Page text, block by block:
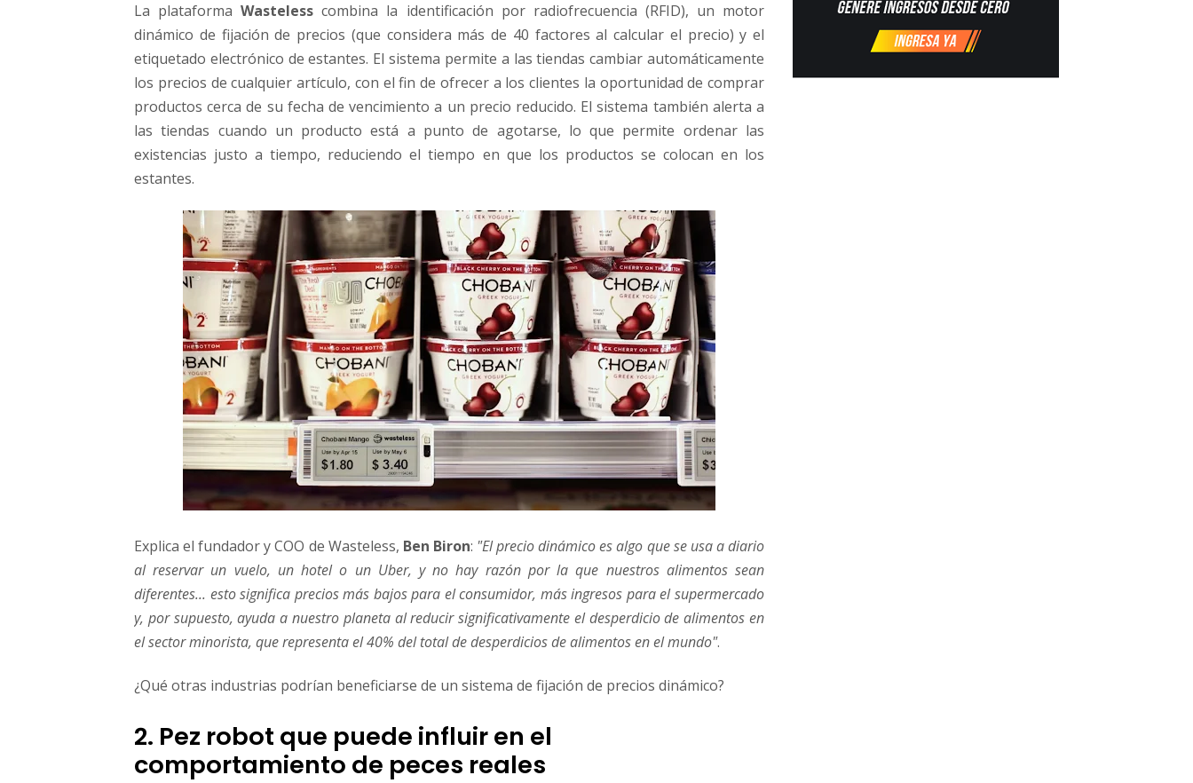
La plataformaWasteless combina la identificación por radiofrecuencia (RFID), un motor
dinámico de fijación de precios (que considera más de 40 factores al calcular el precio) y el
etiquetado electrónico de estantes. El sistema permite a las tiendas cambiar automáticamente
los precios de cualquier artículo, con el fin de ofrecer a los clientes la oportunidad de comprar
productos cerca de su fecha de vencimiento a un precio reducido. El sistema también alerta a
las tiendas cuando un producto está a punto de agotarse, lo que permite ordenar las
existencias justo a tiempo, reduciendo el tiempo en que los productos se colocan en los
estantes.
Explica el fundador y COO de Wasteless, Ben Biron: "El precio dinámico es algo que se usa a diario
al reservar un vuelo, un hotel o un Uber, y no hay razón por la que nuestros alimentos sean
diferentes... esto significa precios más bajos para el consumidor, más ingresos para el supermercado
y, por supuesto, ayuda a nuestro planeta al reducir significativamente el desperdicio de alimentos en
el sector minorista, que representa el 40% del total de desperdicios de alimentos en el mundo".
¿Qué otras industrias podrían beneficiarse de un sistema de fijación de precios dinámico?
2. Pez robot que puede influir en el
comportamiento de peces reales